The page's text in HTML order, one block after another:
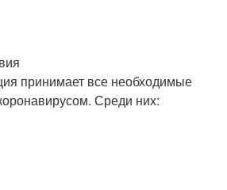
принимает все необходимые
Среди них: